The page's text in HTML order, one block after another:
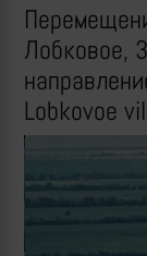
Лобковое,
Lobkovoe